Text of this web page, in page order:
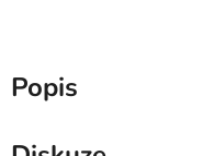
Popis